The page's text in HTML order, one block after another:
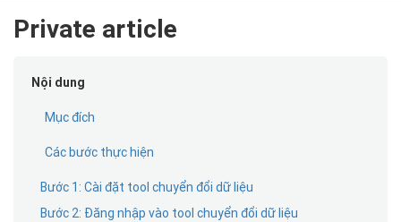
Private article
Nội dung
Mục đích
Các bước thực hiện
Bước 1: Cài đặt tool chuyển đổi dữ liệu
Bước 2: Đăng nhập vào tool chuyển đổi dữ liệu